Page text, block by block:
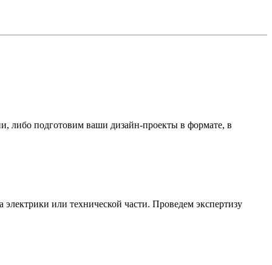
либо подготовим ваши дизайн-проекты в формате, в
или технической части. Проведем экспертизу